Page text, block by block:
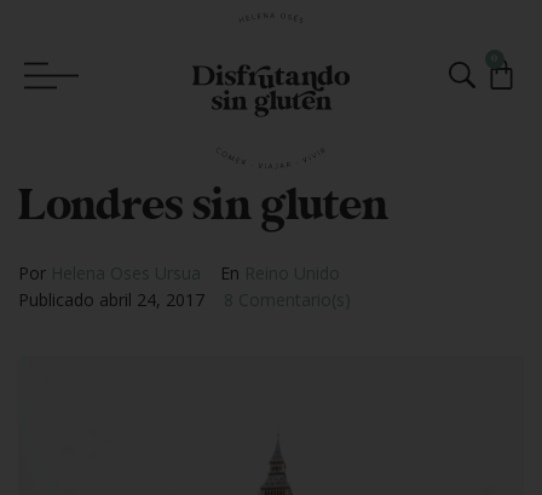
Londres sin gluten
Por Helena Oses Ursua En Reino Unido
Publicado abril 24, 2017 8 Comentario(s)